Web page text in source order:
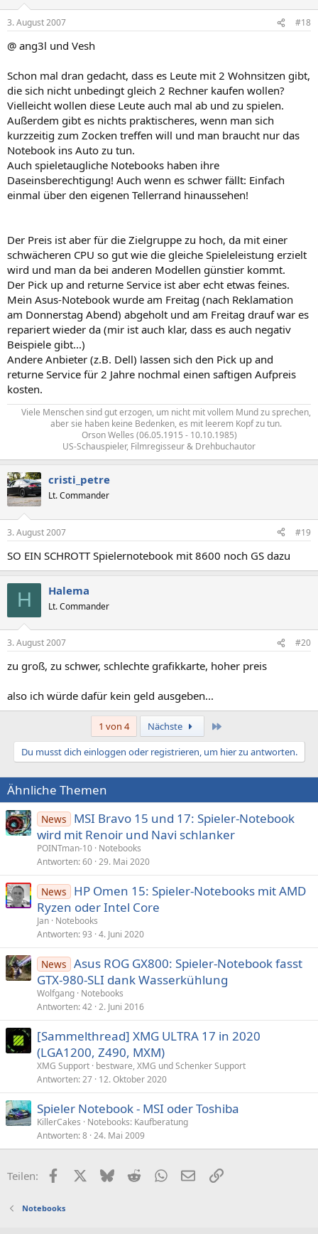
3. August 2007 #18
@ ang3l und Vesh
Schon mal dran gedacht, dass es Leute mit 2 Wohnsitzen gibt,
die sich nicht unbedingt gleich 2 Rechner kaufen wollen?
Vielleicht wollen diese Leute auch mal ab und zu spielen.
Außerdem gibt es nichts praktischeres, wenn man sich
kurzzeitig zum Zocken treffen will und man braucht nur das
Notebook ins Auto zu tun.
Auch spieletaugliche Notebooks haben ihre
Daseinsberechtigung! Auch wenn es schwer fällt: Einfach
einmal über den eigenen Tellerrand hinaussehen!
Der Preis ist aber für die Zielgruppe zu hoch, da mit einer
schwächeren CPU so gut wie die gleiche Spieleleistung erzielt
wird und man da bei anderen Modellen günstier kommt.
Der Pick up and returne Service ist aber echt etwas feines.
Mein Asus-Notebook wurde am Freitag (nach Reklamation
am Donnerstag Abend) abgeholt und am Freitag drauf war es
repariert wieder da (mir ist auch klar, dass es auch negativ
Beispiele gibt...)
Andere Anbieter (z.B. Dell) lassen sich den Pick up and
returne Service für 2 Jahre nochmal einen saftigen Aufpreis
kosten.
Viele Menschen sind gut erzogen, um nicht mit vollem Mund zu sprechen,
aber sie haben keine Bedenken, es mit leerem Kopf zu tun.​
Orson Welles (06.05.1915 - 10.10.1985)
US-Schauspieler, Filmregisseur & Drehbuchautor​
cristi_petre
Lt. Commander
3. August 2007 #19
SO EIN SCHROTT Spielernotebook mit 8600 noch GS dazu
H Halema
Lt. Commander
3. August 2007 #20
zu groß, zu schwer, schlechte grafikkarte, hoher preis
also ich würde dafür kein geld ausgeben...
1 von 4 Nächste
Du musst dich einloggen oder registrieren, um hier zu antworten.
Ähnliche Themen
News
MSI Bravo 15 und 17: Spieler-Notebook
wird mit Renoir und Navi schlanker
POINTman-10 Notebooks
Antworten 60 29. Mai 2020
News
HP Omen 15: Spieler-Notebooks mit AMD
Ryzen oder Intel Core
Jan Notebooks
Antworten 93 4. Juni 2020
News Asus ROG GX800: Spieler-Notebook fasst
GTX-980-SLI dank Wasserkühlung
Wolfgang Notebooks
Antworten 42 2. Juni 2016
[Sammelthread] XMG ULTRA 17 in 2020
(LGA1200, Z490, MXM)
XMG Support bestware, XMG und Schenker Support
Antworten 27 12. Oktober 2020
Spieler Notebook - MSI oder Toshiba
KillerCakes
Notebooks: Kaufberatung
Antworten 8 24. Mai 2009
Teilen: FacebookX (Twitter)
BlueskyRedditWhatsApp
E-MailLink
Notebooks